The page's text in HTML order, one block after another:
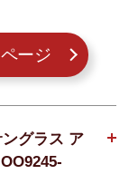
ージ
グラス ア